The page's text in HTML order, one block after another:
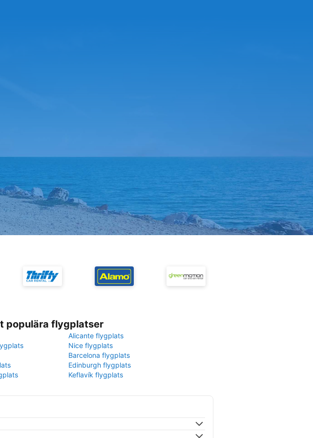
populära flygplatser
Alicante flygplats
Nice flygplats
Barcelona flygplats
Edinburgh flygplats
Keflavík flygplats